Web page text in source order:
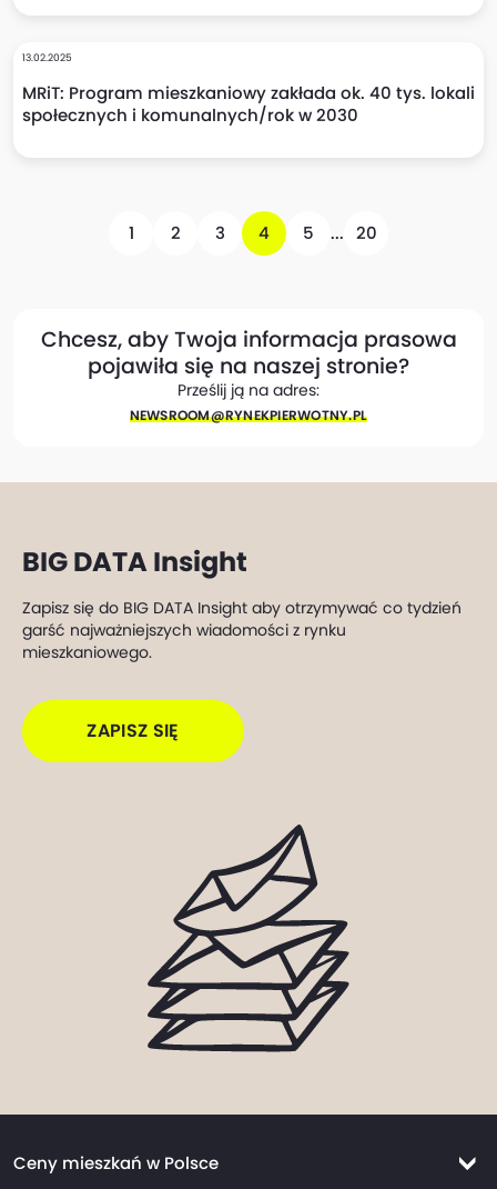
13.02.2025
MRiT: Program mieszkaniowy zakłada ok. 40 tys. lokali
społecznych i komunalnych/rok w 2030
1 2 3 4 5 ... 20
Chcesz, aby Twoja informacja prasowa
pojawiła się na naszej stronie?
Prześlij ją na adres:
NEWSROOM@​RYNEKPIERWOTNY.PL
BIG DATA Insight
Zapisz się do BIG DATA Insight aby otrzymywać co tydzień
garść najważniejszych wiadomości z rynku
mieszkaniowego.
ZAPISZ SIĘ
Ceny mieszkań w Polsce